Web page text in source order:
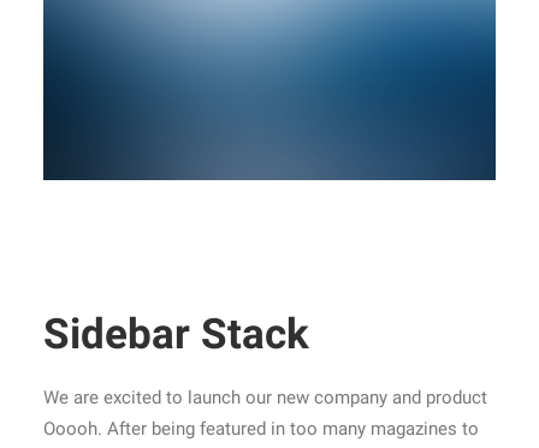
Sidebar Stack
We are excited to launch our new company and product
Ooooh. After being featured in too many magazines to